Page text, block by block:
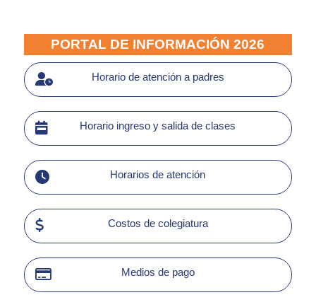
PORTAL DE INFORMACIÓN 2026
Horario de atención a padres
Horario ingreso y salida de clases
Horarios de atención
Costos de colegiatura
Medios de pago